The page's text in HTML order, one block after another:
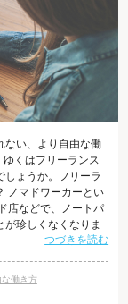
ない、より自由な働
くはフリーランス
しょうか。フリーラ
ノマドワーカーとい
店などで、ノートパ
珍しくなくなりま
ノマドワーカー」と
移動しながら仕事
つづきを読む
な働き方